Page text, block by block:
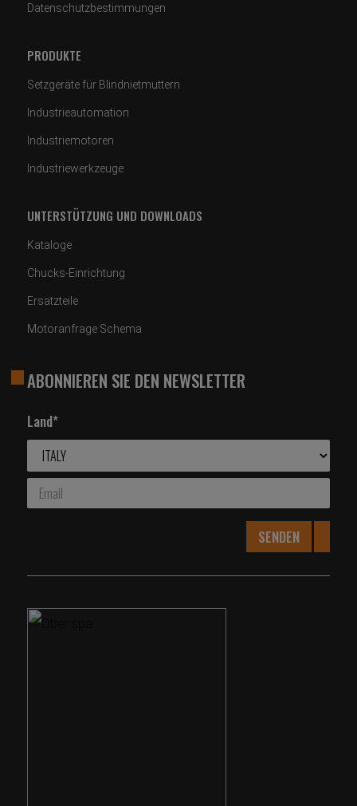
Datenschutzbestimmungen
PRODUKTE
Setzgeräte für Blindnietmuttern
Industrieautomation
Industriemotoren
Industriewerkzeuge
UNTERSTÜTZUNG UND DOWNLOADS
Kataloge
Chucks-Einrichtung
Ersatzteile
Motoranfrage Schema
ABONNIEREN SIE DEN NEWSLETTER
Land*
SENDEN